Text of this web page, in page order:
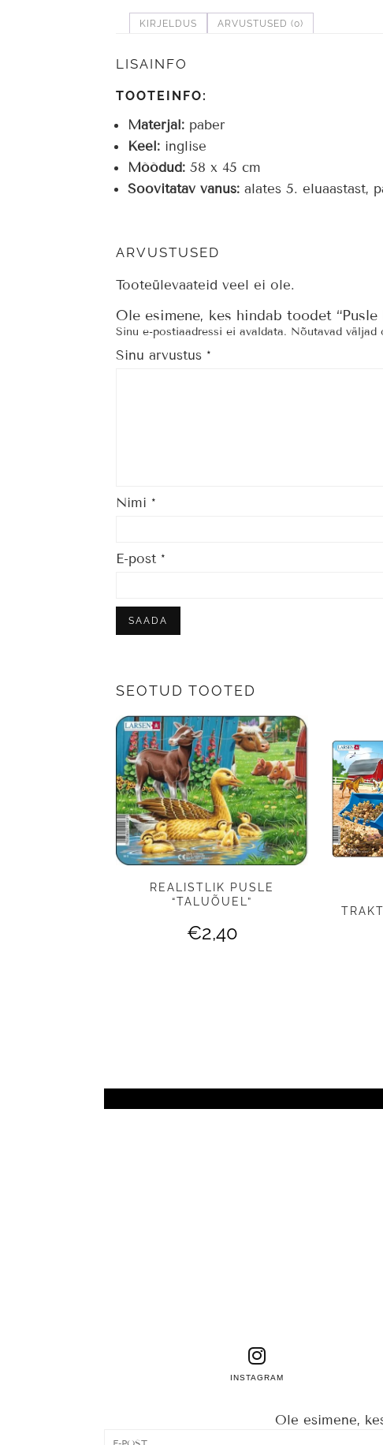
KIRJELDUS ARVUSTUSED (0)
LISAINFO
TOOTEINFO:
Materjal: paber
Keel: inglise
Mõõdud: 58 x 45 cm
Soovitatav vanus: alates 5. eluaastast,
ARVUSTUSED
Tooteülevaateid veel ei ole.
Ole esimene, kes hindab toodet
Sinu e-postiaadressi ei avaldata. Nõutavad väljad
Sinu arvustus *
Nimi *
E-post *
SEOTUD TOOTED
REALISTLIK PUSLE
“TALUÕUEL”
€2,40
INSTAGRAM
Ole esimene,